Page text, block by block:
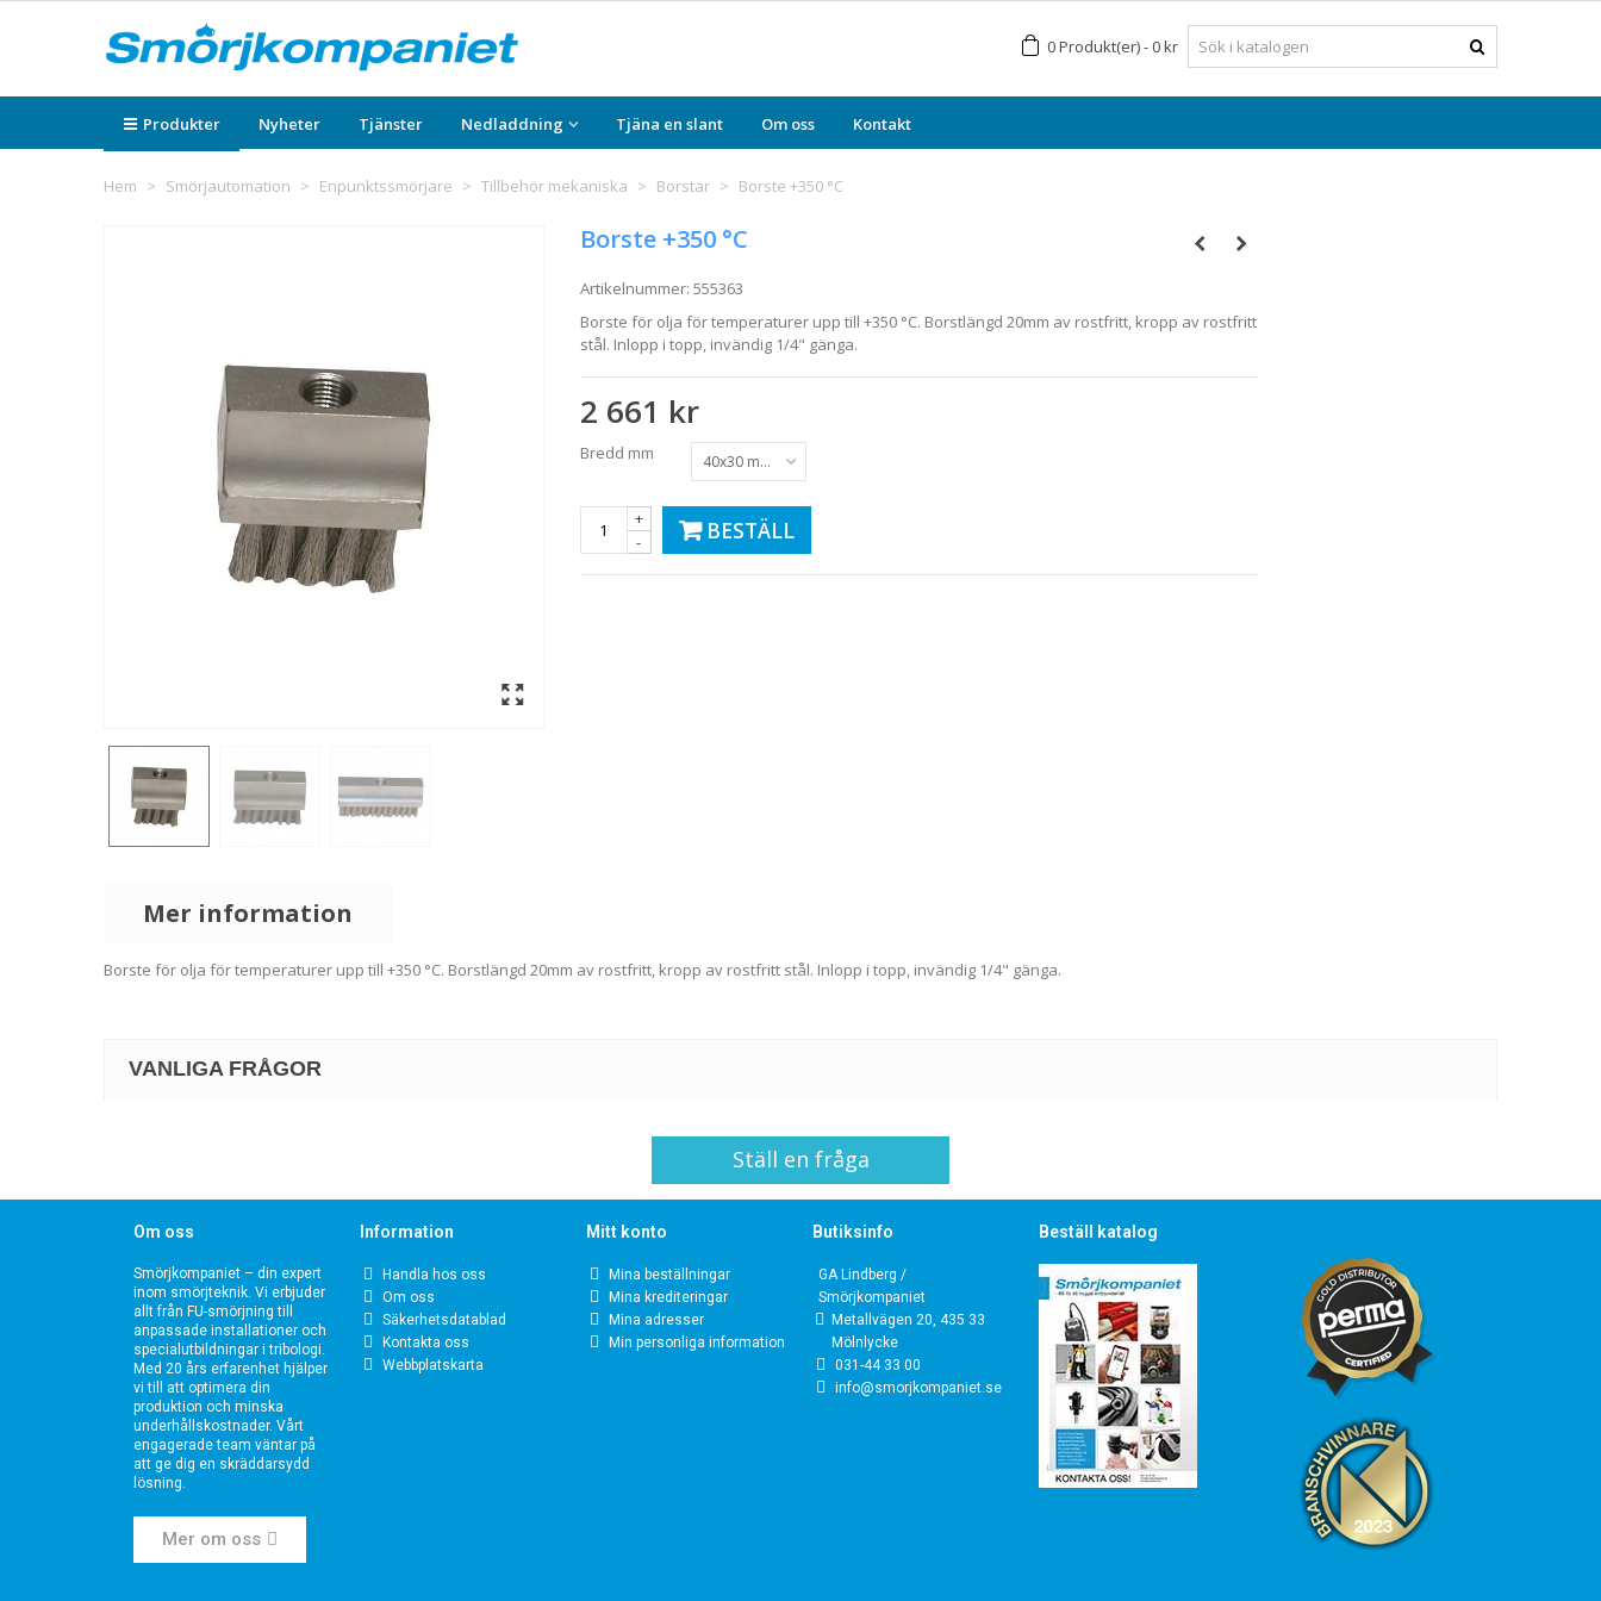
0Produkt(er)-0 kr
Produkter Nyheter Tjänster Nedladdning Tjäna en slant Om oss Kontakt
Hem > Smörjautomation > Enpunktssmörjare > Tillbehör mekaniska > Borstar > Borste +350 °C
Borste +350 °C
Artikelnummer: 555363
Borste för olja för temperaturer upp till +350 °C. Borstlängd 20mm av rostfritt, kropp av rostfritt
stål. Inlopp i topp, invändig 1/4" gänga.
2 661 kr
Bredd mm 40x30 mm
-
+ BESTÄLL
Mer information
Borste för olja för temperaturer upp till +350 °C. Borstlängd 20mm av rostfritt, kropp av rostfritt stål. Inlopp i topp, invändig 1/4" gänga.
VANLIGA FRÅGOR
Ställ en fråga
Om oss
Smörjkompaniet – din expert
inom smörjteknik. Vi erbjuder
allt från FU-smörjning till
anpassade installationer och
specialutbildningar i tribologi.
Med 20 års erfarenhet hjälper
vi till att optimera din
produktion och minska
underhållskostnader. Vårt
engagerade team väntar på
att ge dig en skräddarsydd
lösning.
Mer om oss
Information
Handla hos oss
Om oss
Säkerhetsdatablad
Kontakta oss
Webbplatskarta
Mitt konto
Mina beställningar
Mina krediteringar
Mina adresser
Min personliga information
Butiksinfo
GA Lindberg /
Smörjkompaniet
Metallvägen 20, 435 33
Mölnlycke
031-44 33 00
info@smorjkompaniet.se
Beställ katalog